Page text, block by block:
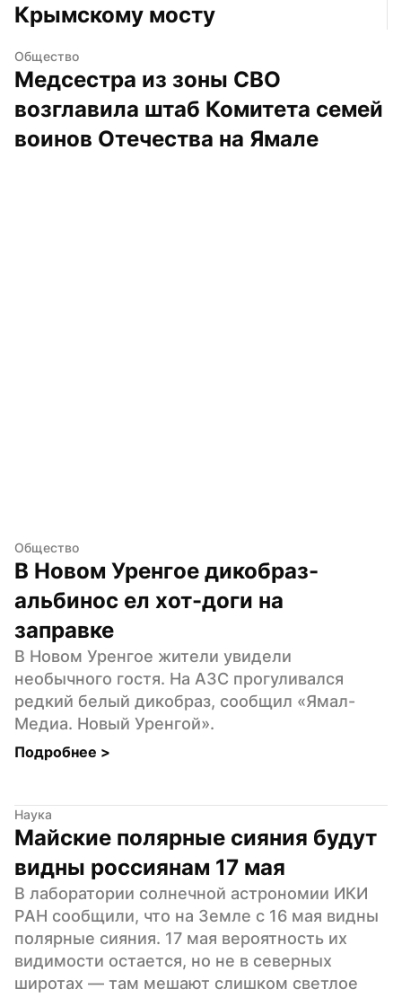
Крымскому мосту
Общество
Медсестра из зоны СВО
возглавила штаб Комитета семей
воинов Отечества на Ямале
Общество
В Новом Уренгое дикобраз-
альбинос ел хот-доги на
заправке
В Новом Уренгое жители увидели
необычного гостя. На АЗС прогуливался
редкий белый дикобраз, сообщил «Ямал-
Медиа. Новый Уренгой».
Подробнее >
Наука
Майские полярные сияния будут
видны россиянам 17 мая
В лаборатории солнечной астрономии ИКИ
РАН сообщили, что на Земле с 16 мая видны
полярные сияния. 17 мая вероятность их
видимости остается, но не в северных
широтах — там мешают слишком светлое